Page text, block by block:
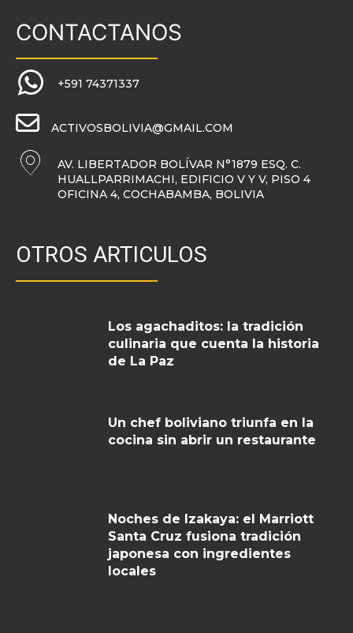
CONTACTANOS
+591 74371337
ACTIVOSBOLIVIA@GMAIL.COM
AV. LIBERTADOR BOLÍVAR N°1879 ESQ. C.
HUALLPARRIMACHI, EDIFICIO V Y V, PISO 4
OFICINA 4, COCHABAMBA, BOLIVIA
OTROS ARTICULOS
Los agachaditos: la tradición
culinaria que cuenta la historia
de La Paz
Un chef boliviano triunfa en la
cocina sin abrir un restaurante
Noches de Izakaya: el Marriott
Santa Cruz fusiona tradición
japonesa con ingredientes
locales